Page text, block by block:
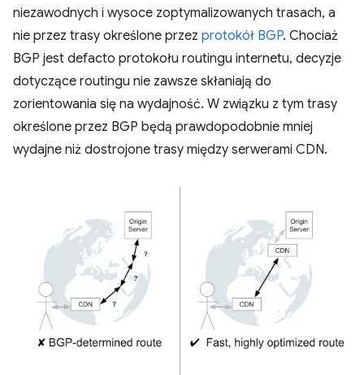
niezawodnych i wysoce zoptymalizowanych trasach, a
nie przez trasy określone przez protokół BGP. Chociaż
BGP jest defacto protokołu routingu internetu, decyzje
dotyczące routingu nie zawsze skłaniają do
zorientowania się na wydajność. W związku z tym trasy
określone przez BGP będą prawdopodobnie mniej
wydajne niż dostrojone trasy między serwerami CDN.